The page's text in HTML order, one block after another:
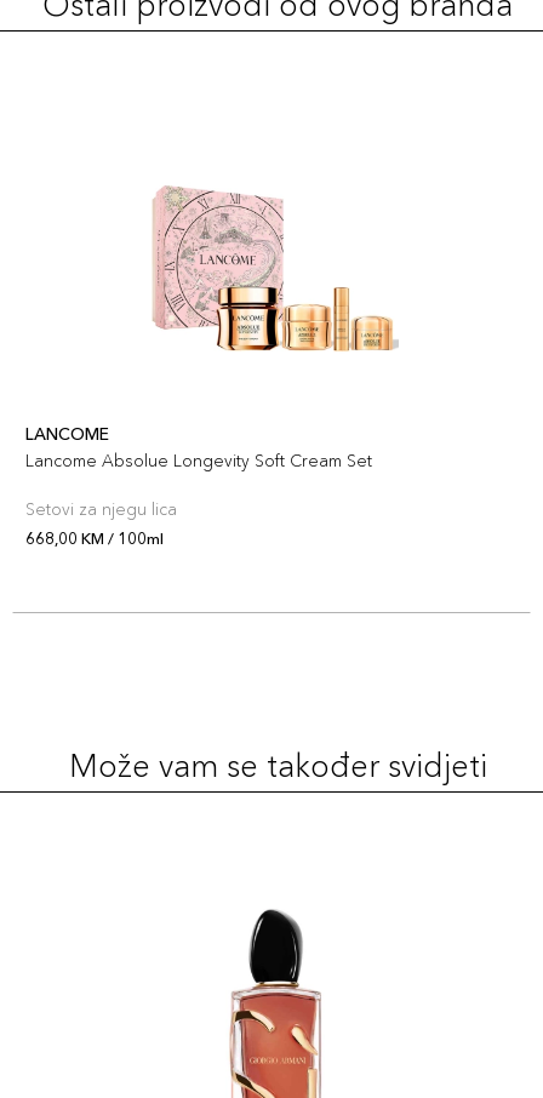
LANCOME
Lancome Absolue Longevity Soft Cream Set
Setovi za njegu lica
668,00 KM / 100ml
Može vam se također svidjeti